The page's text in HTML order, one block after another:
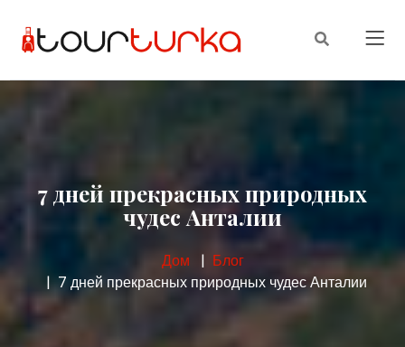
7 дней прекрасных природных
чудес Анталии
Дом
Блог
7 дней прекрасных природных чудес Анталии